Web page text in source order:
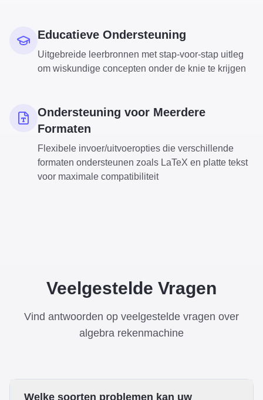
Educatieve Ondersteuning
Uitgebreide leerbronnen met stap-voor-stap uitleg
om wiskundige concepten onder de knie te krijgen
Ondersteuning voor Meerdere
Formaten
Flexibele invoer/uitvoeropties die verschillende
formaten ondersteunen zoals LaTeX en platte tekst
voor maximale compatibiliteit
Veelgestelde Vragen
Vind antwoorden op veelgestelde vragen over
algebra rekenmachine
Welke soorten problemen kan uw